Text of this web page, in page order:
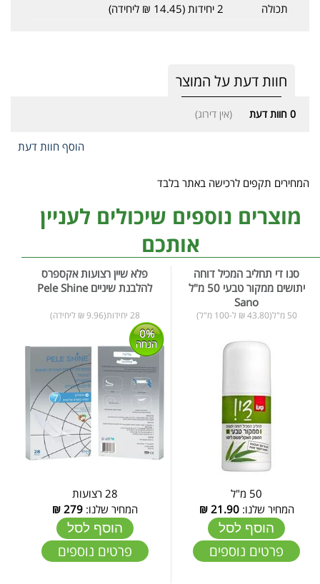
תכולה
2 יחידות (14.45 ₪ ליחידה)
חוות דעת על המוצר
0 חוות דעת (אין דירוג)
הוסף חוות דעת
המחירים תקפים לרכישה באתר בלבד
מוצרים נוספים שיכולים לעניין
אותכם
סנו די תחליב המכיל דוחה
יתושים ממקור טבעי 50 מ"ל
Sano
50 מ"ל(43.80 ₪ ל-100 מ"ל)
50 מ"ל
המחיר שלנו:21.90
₪
הוסף לסל
פרטים נוספים
פלא שיין רצועות אקספרס
להלבנת שיניים Pele Shine
28 יחידות(9.96 ₪ ליחידה)
0%
הנחה
28 רצועות
המחיר שלנו:279
₪
הוסף לסל
פרטים נוספים